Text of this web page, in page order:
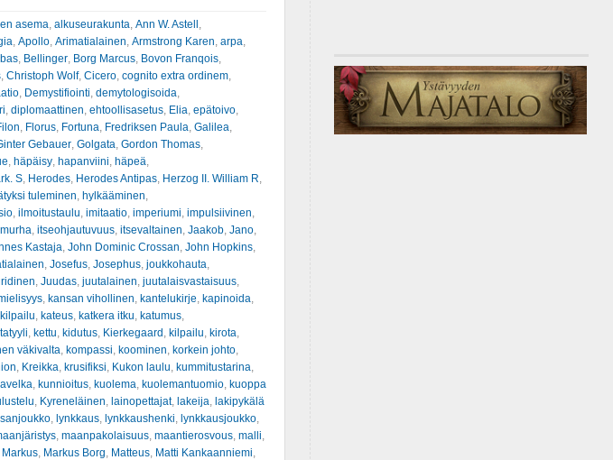
asema, alkuseurakunta, Ann W. Astell ,
, Apollo, Arimatialainen, Armstrong Karen, arpa,
, Bellinger, Borg Marcus, Bovon Franqois,
, Christoph Wolf, Cicero, cognito extra ordinem,
, Demystifiointi, demytologisoida,
, diplomaattinen, ehtoollisasetus, Elia, epätoivo,
, Florus, Fortuna, Fredriksen Paula, Galilea,
Gebauer, Golgata, Gordon Thomas,
, häpäisy, hapanviini, häpeä,
S, Herodes, Herodes Antipas, Herzog II. William R,
tuleminen, hylkääminen,
, ilmoitustaulu, imitaatio, imperiumi, impulsiivinen,
, itseohjautuvuus, itsevaltainen, Jaakob, Jano,
Kastaja, John Dominic Crossan, John Hopkins,
, Josefus, Josephus, joukkohauta,
, Juudas, juutalainen, juutalaisvastaisuus,
, kansan vihollinen, kantelukirje, kapinoida,
, kateus, katkera itku, katumus,
, kettu, kidutus, Kierkegaard , kilpailu, kirota,
väkivalta, kompassi, koominen, korkein johto,
, Kreikka, krusifiksi, Kukon laulu, kummitustarina,
, kunnioitus, kuolema, kuolemantuomio, kuoppa
, Kyreneläinen, lainopettajat, lakeija, lakipykälä
, lynkkaus, lynkkaushenki, lynkkausjoukko,
, maanpakolaisuus, maantierosvous, malli,
Markus, Markus Borg, Matteus, Matti Kankaanniemi,